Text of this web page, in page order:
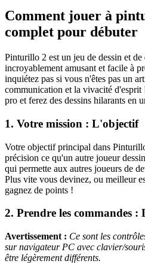
Comment jouer à
complet pour débuter
Pinturillo 2 est un jeu de dessin et
incroyablement amusant et facile à
inquiétez pas si vous n'êtes pas un
communication et la vivacité d'esprit
pro et ferez des dessins hilarants en
1. Votre mission : L'objectif
Votre objectif principal dans
précision ce qu'un autre joueur
qui permette aux autres joueurs de
Plus vite vous devinez, ou meilleur
gagnez de points !
2. Prendre les commandes :
Avertissement : Ce sont les
sur navigateur PC avec clavier/
être légèrement différents.